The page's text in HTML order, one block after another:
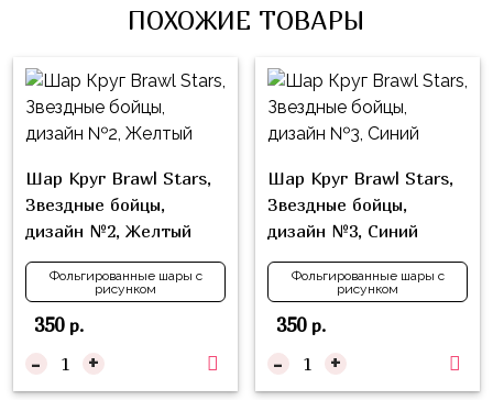
ПОХОЖИЕ ТОВАРЫ
Шар Круг Brawl Stars,
Звездные бойцы,
дизайн №2, Желтый
Фольгированные шары с
рисунком
350р.
- +
Шар Круг Brawl Stars,
Звездные бойцы,
дизайн №3, Синий
Фольгированные шары с
рисунком
350р.
- +
81
см
Фольга
91
см
Фольгированные
шары
с
рисунком
Фольгированные
фигуры
Сентября
Хэллоуин
Свадьба
Мальчик
или
Девочка
ми-
мишки
Лёва
Свинка
Смешарики/
Малышарики
Холодное
Бор,
ул.
М.Горького,
62/2